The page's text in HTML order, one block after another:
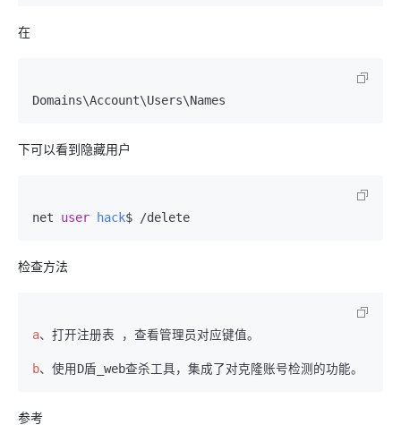
在
下可以看到隐藏用户
net user hack
检查方法
a、打开注册表 ，查看管理员对应键值。
b
参考